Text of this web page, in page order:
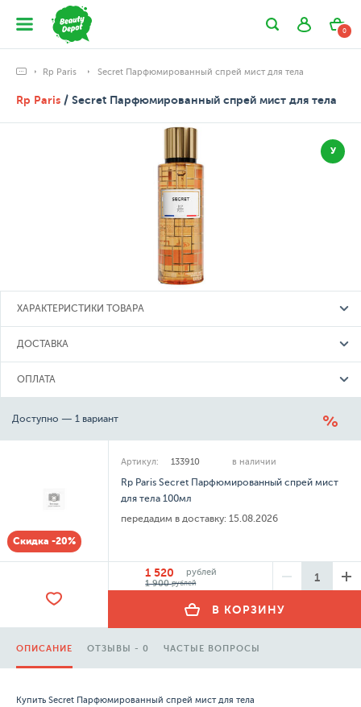
0
Rp Paris Secret Парфюмированный спрей мист для тела
Rp Paris / Secret Парфюмированный спрей мист для тела
У
ХАРАКТЕРИСТИКИ ТОВАРА
ДОСТАВКА
ОПЛАТА
Доступно — 1 вариант
Скидка -20%
Артикул: 133910 в наличии
Rp Paris Secret Парфюмированный спрей мист
для тела 100мл
передадим в доставку: 15.08.2026
1 520
рублей
1 900рублей
В КОРЗИНУ
ОПИСАНИЕ ОТЗЫВЫ - 0 ЧАСТЫЕ ВОПРОСЫ
Купить Secret Парфюмированный спрей мист для тела